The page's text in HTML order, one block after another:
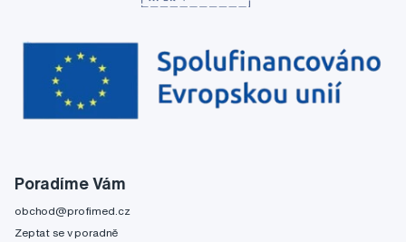
Poradíme Vám
obchod@profimed.cz
Zeptat se v poradně